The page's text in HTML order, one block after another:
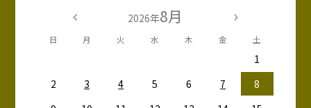
2026年8月
日 月 火 水 木 金 土
1
2
3 4 5 6 7
8